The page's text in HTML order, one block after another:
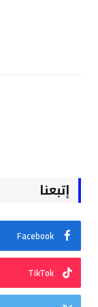
إتبعنا
Facebook
TikTok